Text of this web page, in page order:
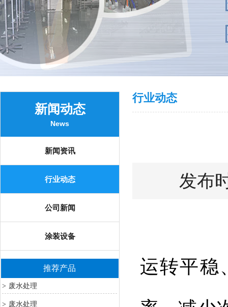
新闻动态
News
新闻资讯
行业动态
公司新闻
涂装设备
推荐产品
> 废水处理
> 废水处理
行业动态
发布
运转平稳